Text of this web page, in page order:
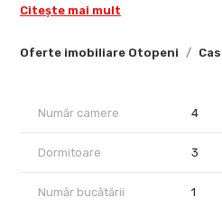
Oferte imobiliare Otopeni
Compartimentare interioara:
* Ziduri exterioare din caramida
* Camere inalte: 260 cm;
* Încalzire in pardoseala toata
port-prosop;
Citește mai mult
Număr camere 4
Dormitoare 3
Număr bucătării 1